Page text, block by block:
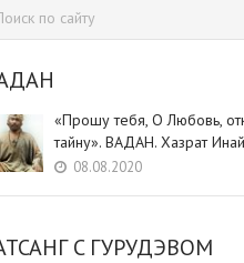
«Прошу тебя, О Любовь,
тайну». ВАДАН. Хазрат
08.08.2020
C ГУРУДЭВОМ